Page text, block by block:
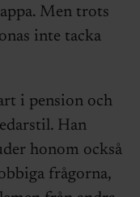
Men trots
inte tacka
i pension och
Han
honom också
frågorna,